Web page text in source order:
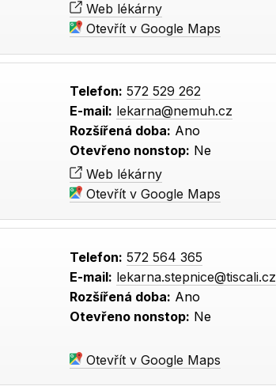
Web lékárny
Otevřít v Google Maps
Telefon: 572 529 262
E-mail: lekarna@nemuh.cz
Rozšířená doba: Ano
Otevřeno nonstop: Ne
Web lékárny
Otevřít v Google Maps
Telefon: 572 564 365
E-mail: lekarna.stepnice@tiscali.cz
Rozšířená doba: Ano
Otevřeno nonstop: Ne
Otevřít v Google Maps